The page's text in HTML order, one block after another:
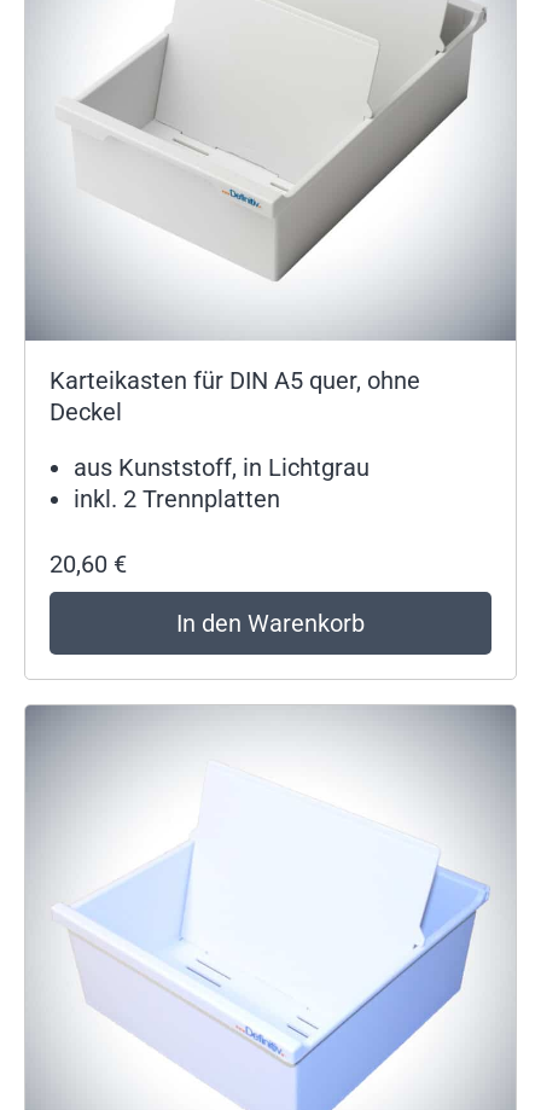
Karteikasten für DIN A5 quer, ohne
Deckel
aus Kunststoff, in Lichtgrau
inkl. 2 Trennplatten
20,60 €
In den Warenkorb